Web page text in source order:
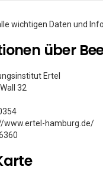
wichtigen Daten und
über
Ertel
32
www.ertel-hamburg.de/